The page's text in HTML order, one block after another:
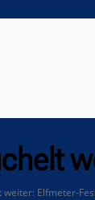
weiter: Elfmeter-